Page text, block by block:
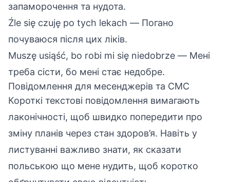
запаморочення та нудота.
Źle się czuję po tych lekach — Погано
почуваюся після цих ліків.
Muszę usiąść, bo robi mi się niedobrze — Мені
треба сісти, бо мені стає недобре.
Повідомлення для месенджерів та СМС
Короткі текстові повідомлення вимагають
лаконічності, щоб швидко попередити про
зміну планів через стан здоров’я. Навіть у
листуванні важливо знати, як сказати
польською що мене нудить, щоб коротко